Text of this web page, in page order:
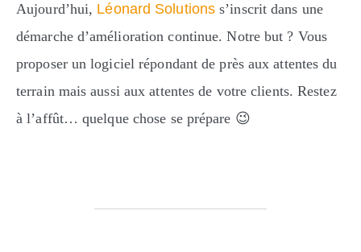
Aujourd’hui, Léonard Solutions s’inscrit dans une
démarche d’amélioration continue. Notre but ? Vous
proposer un logiciel répondant de près aux attentes du
terrain mais aussi aux attentes de votre clients. Restez
à l’affût… quelque chose se prépare 😉